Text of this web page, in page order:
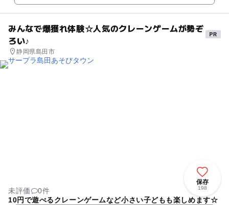
みんなで爆獲れ体験☆人気のクレーンゲームが勢ぞ
ろい♪
静岡県島田市
保存
198
未評価
0件
10円で遊べるクレーンゲームなど小さい子どもも楽しめます☆